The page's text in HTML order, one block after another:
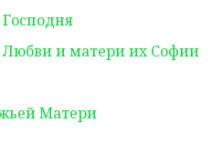
и матери их Софии
Матери